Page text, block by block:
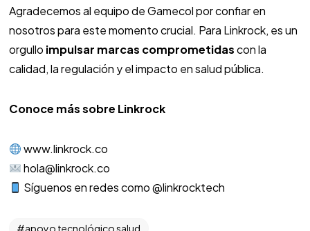
Agradecemos al equipo de Gamecol por confiar en
nosotros para este momento crucial. Para Linkrock, es un
orgullo impulsar marcas comprometidascon la
calidad, la regulación y el impacto en salud pública.
Conoce más sobre Linkrock
www.linkrock.co
hola@linkrock.co
Síguenos en redes como @linkrocktech
apoyo tecnológico salud